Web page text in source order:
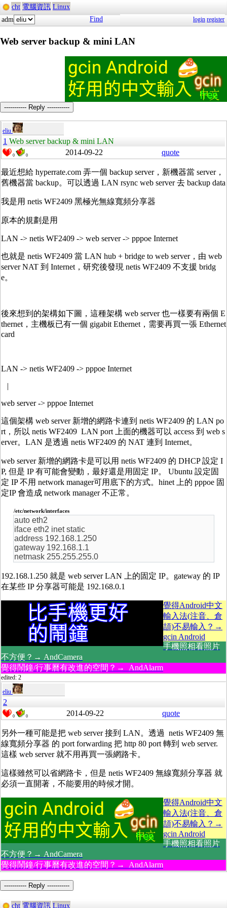
cht 電腦資訊 Linux
adm
Find login register
Web server backup & mini LAN
----------- Reply -----------
eliu
1 Web server backup & mini LAN
0 0 2014-09-22 quote
最近想給 hyperrate.com 弄一個 backup server，新機器當 server，
舊機器當 backup。可以透過 LAN rsync web server 去 backup data
我是用 netis WF2409 黑極光無線寬頻分享器
原本的規劃是用
LAN -> netis WF2409 -> web server -> pppoe Internet
也就是 netis WF2409 當 LAN hub + bridge to web server，由 web
server NAT 到 Internet，研究後發現 netis WF2409 不支援 bridg
e。
後來想到的架構如下圖，這種架構 web server 也一樣要有兩個 E
thernet，主機板已有一個 gigabit Ethernet，需要再買一張 Ethernet
card
LAN -> netis WF2409 -> pppoe Internet
|
web server -> pppoe Internet
這個架構 web server 新增的網路卡連到 netis WF2409 的 LAN po
rt，所以 netis WF2409 LAN port 上面的機器可以 access 到 web s
erver。LAN 是透過 netis WF2409 的 NAT 連到 Internet。
web server 新增的網路卡是可以用 netis WF2409 的 DHCP 設定 I
P, 但是 IP 有可能會變動，最好還是用固定 IP。 Ubuntu 設定固
定 IP 不用 network manager可用底下的方式。hinet 上的 pppoe 固
定IP 會造成 network manager 不正常。
/etc/network/interfaces
auto eth2
iface eth2 inet static
address 192.168.1.250
gateway 192.168.1.1
netmask 255.255.255.0
192.168.1.250 就是 web server LAN 上的固定 IP。gateway 的 IP
在某些 IP 分享器可能是 192.168.0.1
覺得Android中文
輸入法(注音、倉
頡)不易輸入？→
gcin Android
手機照相看照片
不方便？→ AndCamera
覺得鬧鐘/行事曆有改進的空間？→ AndAlarm
edited: 2
eliu
2
0 0 2014-09-22 quote
另外一種可能是把 web server 接到 LAN。透過 netis WF2409 無
線寬頻分享器 的 port forwarding 把 http 80 port 轉到 web server.
這樣 web server 就不用再買一張網路卡。
這樣雖然可以省網路卡，但是 netis WF2409 無線寬頻分享器 就
必須一直開著，不能要用的時候才開。
覺得Android中文
輸入法(注音、倉
頡)不易輸入？→
gcin Android
手機照相看照片
不方便？→ AndCamera
覺得鬧鐘/行事曆有改進的空間？→ AndAlarm
----------- Reply -----------
cht 電腦資訊 Linux